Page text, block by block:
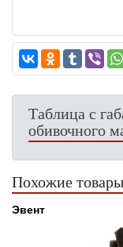
Таблица с
обивочного
Похожие товары
Эвент